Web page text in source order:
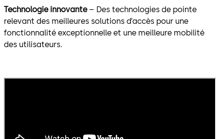
Technologie innovante– Des technologies de pointe
relevant des meilleures solutions d’accès pour une
fonctionnalité exceptionnelle et une meilleure mobilité
des utilisateurs.